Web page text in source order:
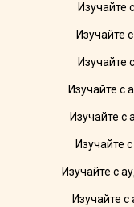
Изучайте
Изучайте
Изучайте
Изучайте с
Изучайте с
Изучайте
Изучайте с
Изучайте